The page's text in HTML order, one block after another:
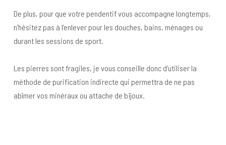
De plus, pour que votre pendentif vous accompagne longtemps,
n’hésitez pas à l’enlever pour les douches, bains, ménages ou
durant les sessions de sport.
Les pierres sont fragiles, je vous conseille donc d’utiliser la
méthode de purification indirecte qui permettra de ne pas
abîmer vos minéraux ou attache de bijoux.